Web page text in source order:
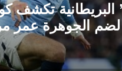
تكشف
لضم الجوهرة عمر